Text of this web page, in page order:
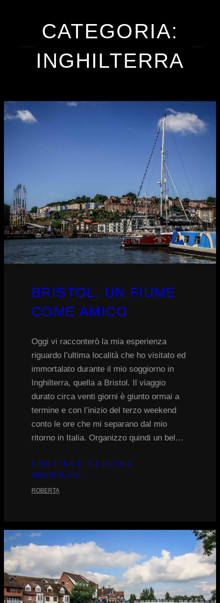
CATEGORIA:
INGHILTERRA
BRISTOL, UN FIUME
COME AMICO
Oggi vi racconterò la mia esperienza
riguardo l’ultima località che ho visitato ed
immortalato durante il mio soggiorno in
Inghilterra, quella a Bristol. Il viaggio
durato circa venti giorni è giunto ormai a
termine e con l’inizio del terzo weekend
conto le ore che mi separano dal mio
ritorno in Italia. Organizzo quindi un bel…
CONTINUE READING
AGOSTO 31, 2017
ROBERTA